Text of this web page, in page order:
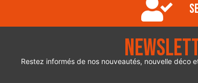
Restez informés de nos nouveautés, nouvelle déco